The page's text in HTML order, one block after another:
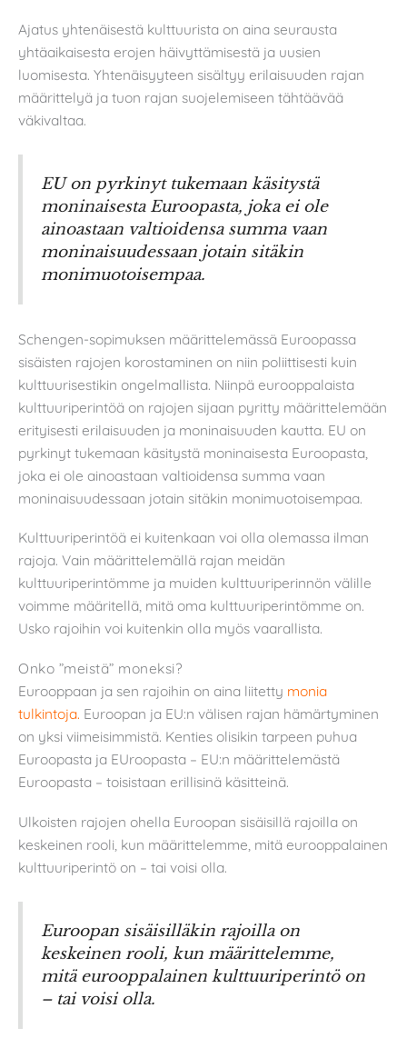
Ajatus yhtenäisestä kulttuurista on aina seurausta
yhtäaikaisesta erojen häivyttämisestä ja uusien
luomisesta. Yhtenäisyyteen sisältyy erilaisuuden rajan
määrittelyä ja tuon rajan suojelemiseen tähtäävää
väkivaltaa.
EU on pyrkinyt tukemaan käsitystä
moninaisesta Euroopasta, joka ei ole
ainoastaan valtioidensa summa vaan
moninaisuudessaan jotain sitäkin
monimuotoisempaa.
Schengen-sopimuksen määrittelemässä Euroopassa
sisäisten rajojen korostaminen on niin poliittisesti kuin
kulttuurisestikin ongelmallista. Niinpä eurooppalaista
kulttuuriperintöä on rajojen sijaan pyritty määrittelemään
erityisesti erilaisuuden ja moninaisuuden kautta. EU on
pyrkinyt tukemaan käsitystä moninaisesta Euroopasta,
joka ei ole ainoastaan valtioidensa summa vaan
moninaisuudessaan jotain sitäkin monimuotoisempaa.
Kulttuuriperintöä ei kuitenkaan voi olla olemassa ilman
rajoja. Vain määrittelemällä rajan meidän
kulttuuriperintömme ja muiden kulttuuriperinnön välille
voimme määritellä, mitä oma kulttuuriperintömme on.
Usko rajoihin voi kuitenkin olla myös vaarallista.
Onko ”meistä” moneksi?
Eurooppaan ja sen rajoihin on aina liitetty monia
tulkintoja. Euroopan ja EU:n välisen rajan hämärtyminen
on yksi viimeisimmistä. Kenties olisikin tarpeen puhua
Euroopasta ja EUroopasta – EU:n määrittelemästä
Euroopasta – toisistaan erillisinä käsitteinä.
Ulkoisten rajojen ohella Euroopan sisäisillä rajoilla on
keskeinen rooli, kun määrittelemme, mitä eurooppalainen
kulttuuriperintö on – tai voisi olla.
Euroopan sisäisilläkin rajoilla on
keskeinen rooli, kun määrittelemme,
mitä eurooppalainen kulttuuriperintö on
– tai voisi olla.